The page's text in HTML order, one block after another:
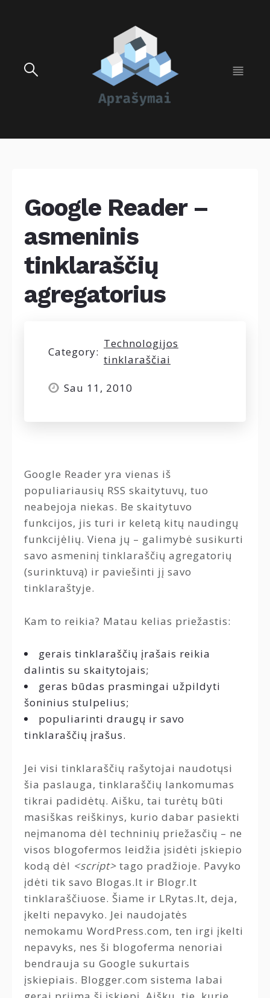
Google Reader –
asmeninis
tinklaraščių
agregatorius
Category:
Technologijos
tinklaraščiai
Sau 11, 2010
Google Reader yra vienas iš
populiariausių RSS skaitytuvų, tuo
neabejoja niekas. Be skaitytuvo
funkcijos, jis turi ir keletą kitų naudingų
funkcijėlių. Viena jų – galimybė susikurti
savo asmeninį tinklaraščių agregatorių
(surinktuvą) ir paviešinti jį savo
tinklaraštyje.
Kam to reikia? Matau kelias priežastis:
gerais tinklaraščių įrašais reikia
dalintis su skaitytojais;
geras būdas prasmingai užpildyti
šoninius stulpelius;
populiarinti draugų ir savo
tinklaraščių įrašus.
Jei visi tinklaraščių rašytojai naudotųsi
šia paslauga, tinklaraščių lankomumas
tikrai padidėtų. Aišku, tai turėtų būti
masiškas reiškinys, kurio dabar pasiekti
neįmanoma dėl techninių priežasčių – ne
visos blogofermos leidžia įsidėti įskiepio
kodą dėl <script> tago pradžioje. Pavyko
įdėti tik savo Blogas.lt ir Blogr.lt
tinklaraščiuose. Šiame ir LRytas.lt, deja,
įkelti nepavyko. Jei naudojatės
nemokamu WordPress.com, ten irgi įkelti
nepavyks, nes ši blogoferma nenoriai
bendrauja su Google sukurtais
įskiepiais. Blogger.com sistema labai